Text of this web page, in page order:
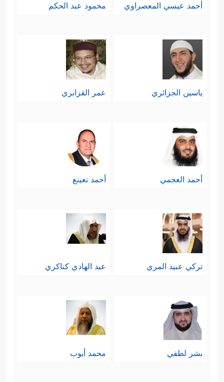
أحمد عيسي المعصراوي محمود عبد الحكم
ياسين الجزائري عمر القزابري
أحمد العجمي أحمد نعينع
تركي عبيد المري عبد الهادي كناكري
بشر لطفي محمد أيوب